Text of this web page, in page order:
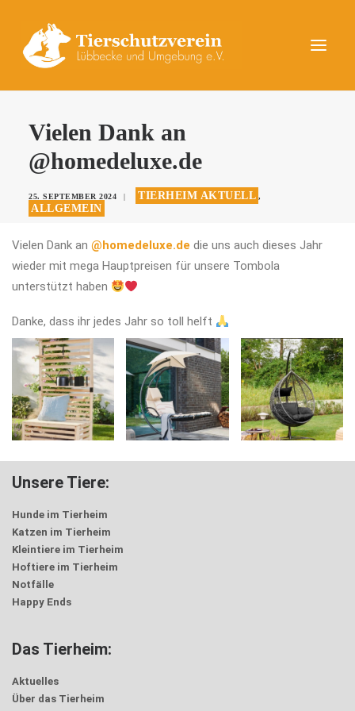
UNSERE TIERE
AKTUELLES
DAS TIERHEIM
HELFEN
SPENDEN
Vielen Dank an
@homedeluxe.de
25. SEPTEMBER 2024 | TIERHEIM AKTUELL ,
ALLGEMEIN
Vielen Dank an @homedeluxe.de die uns auch dieses Jahr
wieder mit mega Hauptpreisen für unsere Tombola
unterstützt haben
Danke, dass ihr jedes Jahr so toll helft
Unsere Tiere:
Hunde im Tierheim
Katzen im Tierheim
Kleintiere im Tierheim
Hoftiere im Tierheim
Notfälle
Happy Ends
Das Tierheim:
Aktuelles
Über das Tierheim